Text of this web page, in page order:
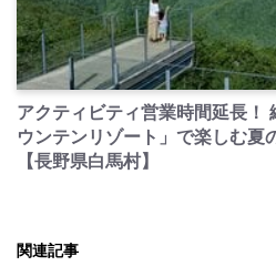
アクティビティ営業時間延長！
ウンテンリゾート」で楽しむ夏
【長野県白馬村】
関連記事